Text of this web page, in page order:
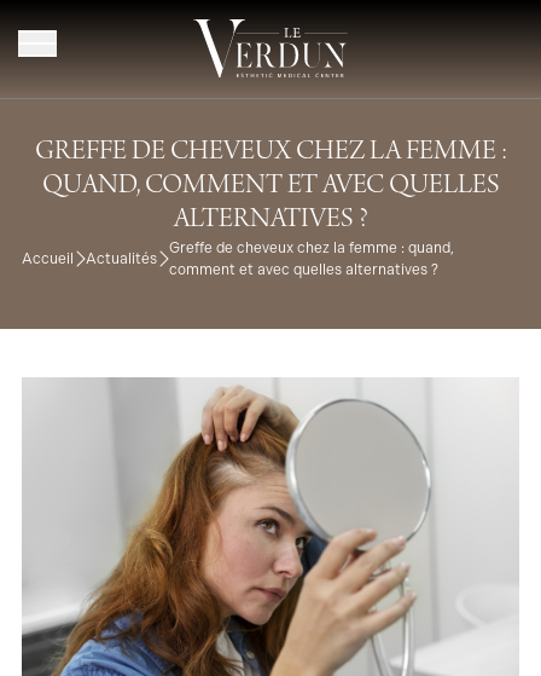
GREFFE DE CHEVEUX CHEZ LA FEMME :
QUAND, COMMENT ET AVEC QUELLES
ALTERNATIVES ?
Accueil Actualités
Greffe de cheveux chez la femme : quand,
comment et avec quelles alternatives ?